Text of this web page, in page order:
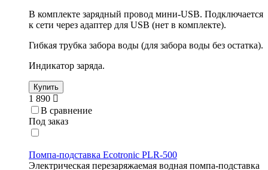
В комплекте зарядный провод мини-USB. Подключается
к сети через адаптер для USB (нет в комплекте).
Гибкая трубка забора воды (для забора воды без остатка).
Индикатор заряда.
Купить
1 890
В сравнение
Под заказ
Помпа-подставка Ecotronic PLR-500
Электрическая перезаряжаемая водная помпа-подставка